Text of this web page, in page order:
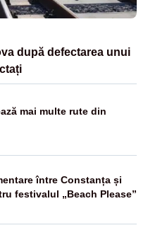
după defectarea unui
mai multe rute din
între Constanța și
festivalul „Beach Please”